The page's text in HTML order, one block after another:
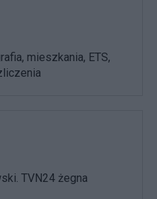
mieszkania, ETS,
TVN24 żegna